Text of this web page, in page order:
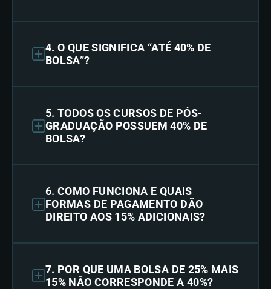
4. O QUE SIGNIFICA “ATÉ 40% DE
BOLSA”?
5. TODOS OS CURSOS DE PÓS-
GRADUAÇÃO POSSUEM 40% DE
BOLSA?
6. COMO FUNCIONA E QUAIS
FORMAS DE PAGAMENTO DÃO
DIREITO AOS 15% ADICIONAIS?
7. POR QUE UMA BOLSA DE 25% MAIS
15% NÃO CORRESPONDE A 40%?